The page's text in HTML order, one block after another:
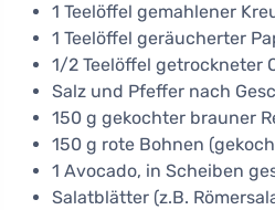
1 Teelöffel gemahlener
1 Teelöffel geräucherter
1/2 Teelöffel getrockneter
Salz und Pfeffer nach
150 g gekochter brauner
150 g rote Bohnen
1 Avocado, in Scheiben
Salatblätter (z.B.